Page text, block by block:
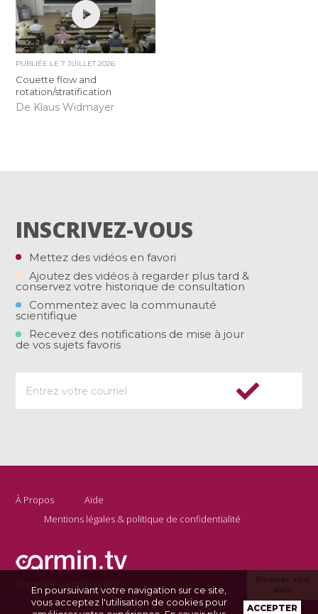
PUBLIÉE LE7 JUILLET 2026
Couette flow and
rotation/stratification
De Klaus Widmayer
INSCRIVEZ-VOUS
Mettez des vidéos en favori
Ajoutez des vidéos à regarder plus tard &
conservez votre historique de consultation
Commentez avec la communauté
scientifique
Recevez des notifications de mise à jour
de vos sujets favoris
À Propos
Aide
Mentions légales & politique de confidentialité
Copyright Carmin.tv 2026
En poursuivant votre navigation sur ce site,
vous acceptez l'utilisation de cookies pour
ACCEPTER